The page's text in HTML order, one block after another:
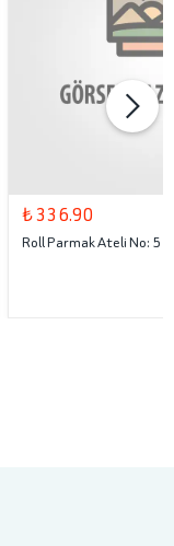
₺ 336.90
Roll Parmak Ateli No: 5